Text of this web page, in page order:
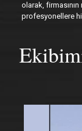
olarak,
profesyonellere